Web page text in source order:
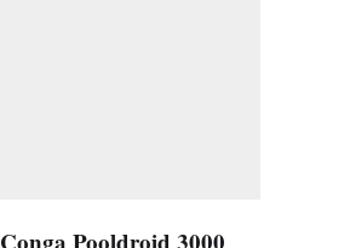
Conga Pooldroid 3000